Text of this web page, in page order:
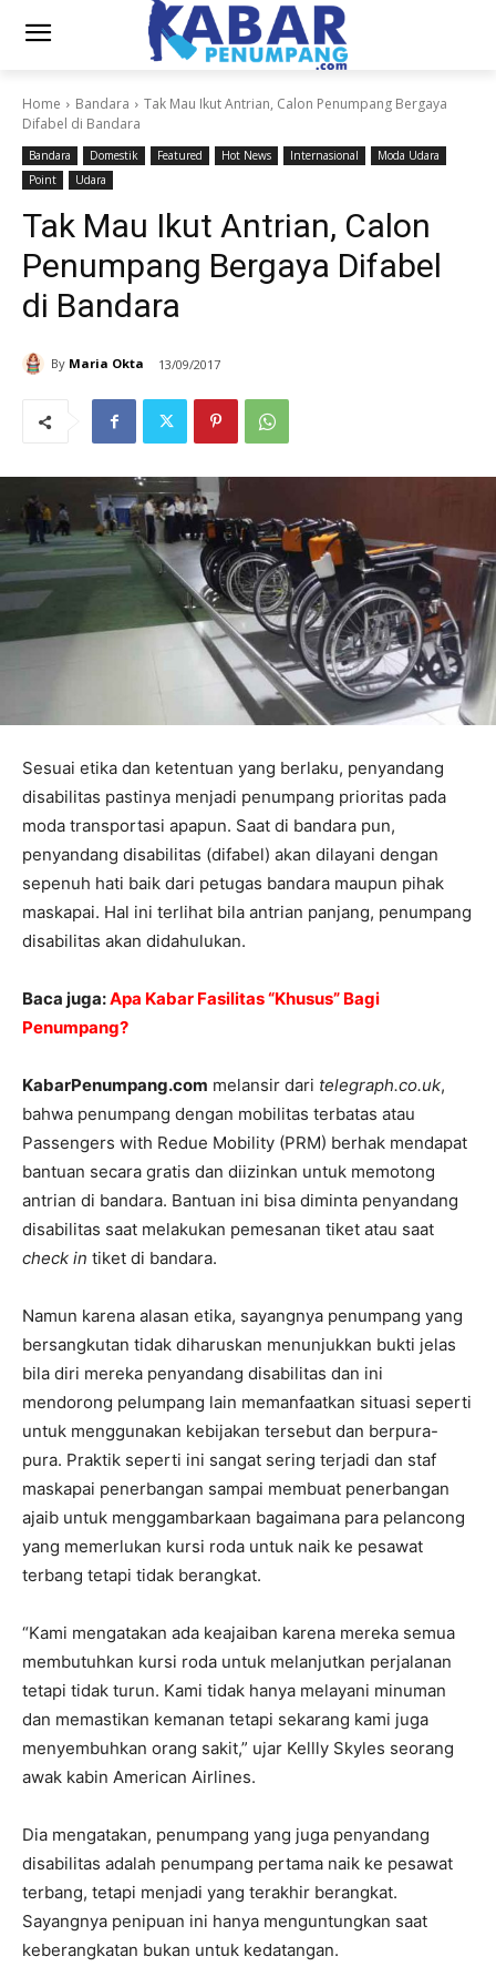
Home Bandara
Tak Mau Ikut Antrian, Calon Penumpang Bergaya
Difabel di Bandara
Bandara Domestik Featured Hot News Internasional
Moda Udara
Point
Udara
Tak Mau Ikut Antrian, Calon
Penumpang Bergaya Difabel
di Bandara
By Maria Okta 13/09/2017
Sesuai etika dan ketentuan yang berlaku, penyandang
disabilitas pastinya menjadi penumpang prioritas pada
moda transportasi apapun. Saat di bandara pun,
penyandang disabilitas (difabel) akan dilayani dengan
sepenuh hati baik dari petugas bandara maupun pihak
maskapai. Hal ini terlihat bila antrian panjang, penumpang
disabilitas akan didahulukan.
Baca juga:Apa Kabar Fasilitas “Khusus” Bagi
Penumpang?
KabarPenumpang.com melansir dari telegraph.co.uk,
bahwa penumpang dengan mobilitas terbatas atau
Passengers with Redue Mobility (PRM) berhak mendapat
bantuan secara gratis dan diizinkan untuk memotong
antrian di bandara. Bantuan ini bisa diminta penyandang
disabilitas saat melakukan pemesanan tiket atau saat
check in tiket di bandara.
Namun karena alasan etika, sayangnya penumpang yang
bersangkutan tidak diharuskan menunjukkan bukti jelas
bila diri mereka penyandang disabilitas dan ini
mendorong pelumpang lain memanfaatkan situasi seperti
untuk menggunakan kebijakan tersebut dan berpura-
pura. Praktik seperti ini sangat sering terjadi dan staf
maskapai penerbangan sampai membuat penerbangan
ajaib untuk menggambarkaan bagaimana para pelancong
yang memerlukan kursi roda untuk naik ke pesawat
terbang tetapi tidak berangkat.
“Kami mengatakan ada keajaiban karena mereka semua
membutuhkan kursi roda untuk melanjutkan perjalanan
tetapi tidak turun. Kami tidak hanya melayani minuman
dan memastikan kemanan tetapi sekarang kami juga
menyembuhkan orang sakit,” ujar Kellly Skyles seorang
awak kabin American Airlines.
Dia mengatakan, penumpang yang juga penyandang
disabilitas adalah penumpang pertama naik ke pesawat
terbang, tetapi menjadi yang terakhir berangkat.
Sayangnya penipuan ini hanya menguntungkan saat
keberangkatan bukan untuk kedatangan.